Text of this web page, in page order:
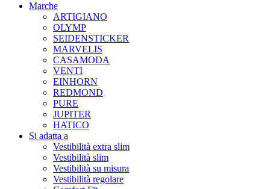
Marche
ARTIGIANO
OLYMP
SEIDENSTICKER
MARVELIS
CASAMODA
VENTI
EINHORN
REDMOND
PURE
JUPITER
HATICO
Si adatta a
Vestibilità extra slim
Vestibilità slim
Vestibilità su misura
Vestibilità regolare